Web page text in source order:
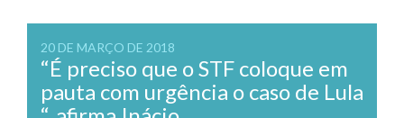
20 DE MARÇO DE 2018
“É preciso que o STF coloque em
pauta com urgência o caso de Lula